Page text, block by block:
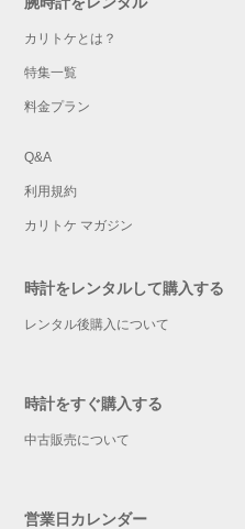
カリトケとは？
特集一覧
料金プラン
Q&A
利用規約
カリトケ マガジン
時計をレンタルして購入する
レンタル後購入について
時計をすぐ購入する
中古販売について
営業日カレンダー